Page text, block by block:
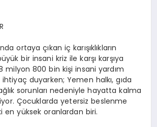
ortaya çıkan iç karışıklıkların
bir insani kriz ile karşı karşıya
milyon 800 bin kişi insani yardım
duyarken; Yemen halkı, gıda
sorunları nedeniyle hayatta kalma
Çocuklarda yetersiz beslenme
en yüksek oranlardan biri.